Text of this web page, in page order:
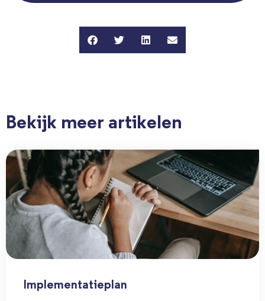
Bekijk meer artikelen
Implementatieplan